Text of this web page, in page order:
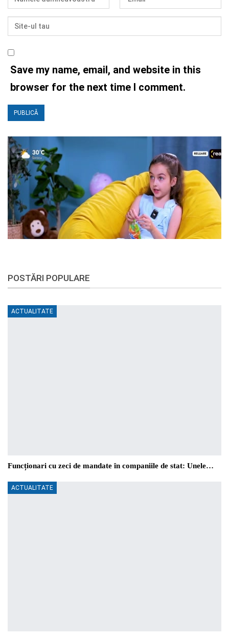
Save my name, email, and website in this
browser for the next time I comment.
POSTĂRI POPULARE
ACTUALITATE
Funcționari cu zeci de mandate în companiile de stat: Unele…
ACTUALITATE